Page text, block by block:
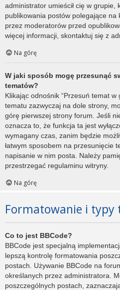
administrator umieścił cię w grupie,
publikowania postów polegające na
przez moderatorów przed
więcej informacji, skontaktuj się z
Na górę
W jaki sposób mogę przesunąć
tematów?
Klikając odnośnik “Przesuń temat
tematu zazwyczaj na dole strony,
górę pierwszej strony forum. Jeśli
oznacza to, że funkcja ta jest
wymagany czas, zanim będzie
łatwym sposobem na przesunięcie
napisanie w nim posta. Należy
przestrzegać regulaminu witryny.
Na górę
Formatowanie i typy
Co to jest BBCode?
BBCode jest specjalną
lepszą kontrolę formatowania
postach. Używanie BBCode na
określanych przez administratora.
poszczególnych postach,